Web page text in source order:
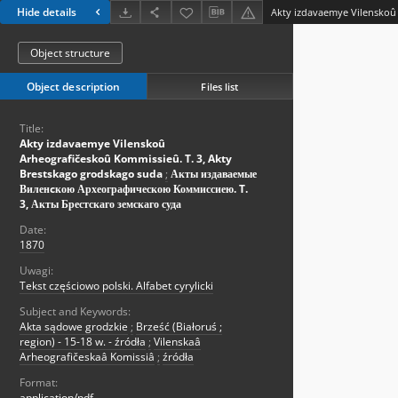
Hide details
Object structure
Object description Files list
Title:
Akty izdavaemye Vilenskoû
Arheografičeskoû Kommissieû. T. 3, Akty
Brestskago grodskago suda ; Акты издаваемые
Виленcкою Археографическою Коммиссиею. T.
3, Акты Брестскаго земскаго суда
Date:
1870
Uwagi:
Tekst częściowo polski. Alfabet cyrylicki
Subject and Keywords:
Akta sądowe grodzkie ; Brześć (Białoruś ;
region) - 15-18 w. - źródła ; Vilenskaâ
Arheografičeskaâ Komissiâ ; źródła
Format: